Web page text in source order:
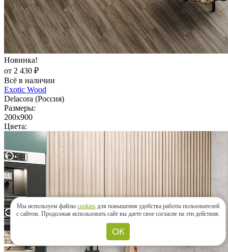
Новинка!
от 2 430 ₽
Всё в наличии
Exotic Wood
Delacora (Россия)
Размеры:
200x900
Цвета:
Мы используем файлы cookies для повышения удобства работы пользователей
с сайтом. Продолжая использовать сайт вы даете свое согласие на эти действия.
ОК